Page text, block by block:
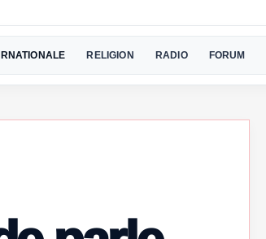
RELIGION RADIO FORUM